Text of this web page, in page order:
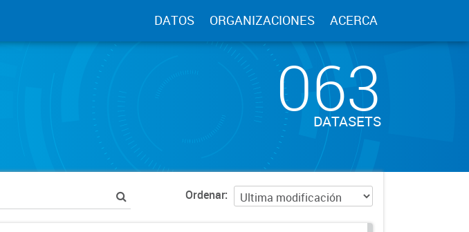
DATOS ORGANIZACIONES ACERCA
063
DATASETS
Ordenar